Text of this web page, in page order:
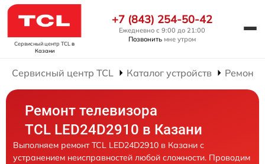
Сервисный центр TCL в
Казани
+7 (843) 254-50-42
Ежедневно с 9:00 до 21:00
Позвонить мне утром
Сервисный центр TCL Каталог устройств Ремонт
Ремонт телевизора
TCL LED24D2910 в Казани
Выполняем ремонт TCL LED24D2910 в Казани с
устранением неисправностей любой сложности. Проводим